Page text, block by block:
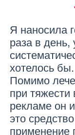
Я наносила
раза в день,
хотелось бы.
Помимо
при тяжести
рекламе он
это
применение